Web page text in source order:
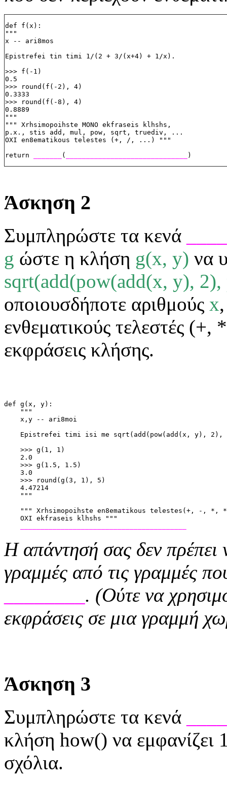
def f(x):
"""
x -- ari8mos
Epistrefei tin timi 1/(2 + 3/(x+4) + 1/x).
>>> f(-1)
0.5
>>> round(f(-2), 4)
0.3333
>>> round(f(-8), 4)
0.8889
"""
""" Xrhsimopoihste MONO ekfraseis klhshs,
p.x., stis add, mul, pow, sqrt, truediv, ...
OXI en8ematikous telestes (+, /, ...) """
return
( )
Άσκηση 2
Συμπληρώστε τα κενά
g ώστε η κλήση g(x, y) να
sqrt(add(pow(add(x, y),
οποιουσδήποτε αριθμούς x
ενθεματικούς τελεστές
εκφράσεις κλήσης.
def g(x, y):
    """
    x,y -- ari8moi
Epistrefei timi isi me sqrt(add(pow(add(x, y), 2),
    >>> g(1, 1)
    2.0
    >>> g(1.5, 1.5)
    3.0
    >>> round(g(3, 1), 5)
    4.47214
    """
""" Xrhsimopoihste en8ematikous telestes(+, -, *,
    OXI ekfraseis klhshs """
Η απάντησή σας δεν πρέπει
γραμμές από τις γραμμές
. (Ούτε να
εκφράσεις σε μια γραμμή
Άσκηση 3
Συμπληρώστε τα κενά
κλήση how() να εμφανίζει
σχόλια.